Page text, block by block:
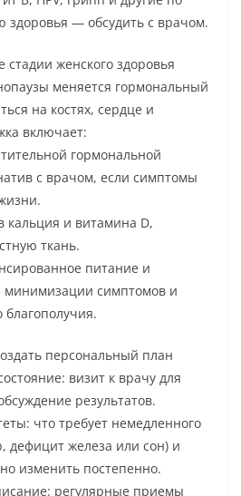
здоровья — обсудить с врачом.
женского здоровья
меняется гормональный
на костях, сердце и
включает:
гормональной
с врачом, если симптомы
и витамина D,
ткань.
питание и
минимизации симптомов и
персональный план
визит к врачу для
результатов.
что требует немедленного
дефицит железа или сон) и
изменить постепенно.
регулярные приемы